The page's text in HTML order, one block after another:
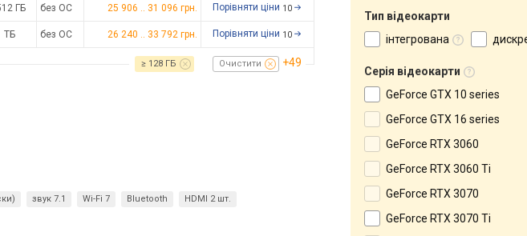
ГБ без ОС 25 906 31 096 грн. Порівняти ціни 10
ТБ без ОС 26 240 33 792 грн. Порівняти ціни 10
≥ 128 ГБ Очистити +49
звук 7.1 Wi-Fi 7 Bluetooth
HDMI 2 шт.
Тип відеокарти
інтегрована
Серія відеокарти
GeForce GTX 10 series
GeForce GTX 16 series
GeForce RTX 3060
GeForce RTX 3060 Ti
GeForce RTX 3070
GeForce RTX 3070 Ti